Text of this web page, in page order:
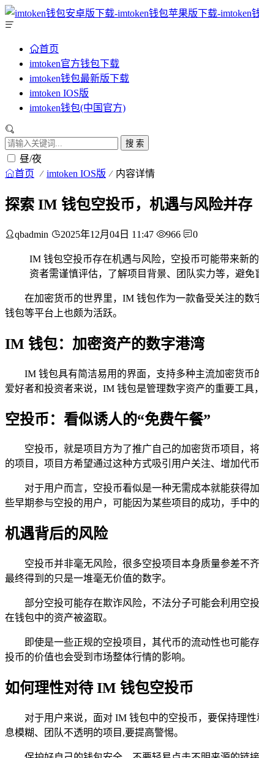
首页
imtoken官方钱包下载
imtoken钱包最新版下载
imtoken IOS版
imtoken钱包(中国官方)
搜 索
昼/夜
首页 imtoken IOS版 内容详情
探索 IM 钱包空投币，机遇与风险并存
qbadmin 2025年12月04日 11:47 966 0
IM 钱包空投币存在机遇与风险，空投币可能带来新
资者需谨慎评估，了解项目背景、团队实力等，避
在加密货币的世界里，IM 钱包作为一款备受关注的
钱包等平台上也颇为活跃。
IM 钱包：加密资产的数字港湾
IM 钱包具有简洁易用的界面，支持多种主流加密货
爱好者和投资者来说，IM 钱包是管理数字资产的重要工
空投币：看似诱人的“免费午餐”
空投币，就是项目方为了推广自己的加密货币项目，
的项目，项目方希望通过这种方式吸引用户关注、增加代
对于用户而言，空投币看似是一种无需成本就能获得
些早期参与空投的用户，可能因为某些项目的成功，手中
机遇背后的风险
空投币并非毫无风险，很多空投项目本身质量参差不
最终得到的只是一堆毫无价值的数字。
部分空投可能存在欺诈风险，不法分子可能会利用空
在钱包中的资产被盗取。
即使是一些正规的空投项目，其代币的流动性也可能
投币的价值也会受到市场整体行情的影响。
如何理性对待 IM 钱包空投币
对于用户来说，面对 IM 钱包中的空投币，要保持理
息模糊、团队不透明的项目,要提高警惕。